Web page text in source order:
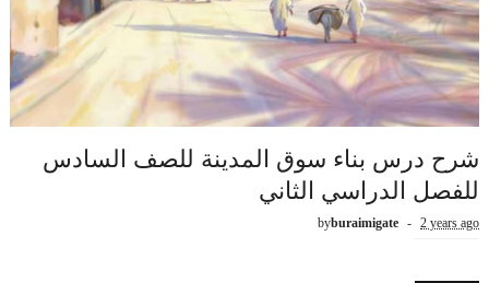
شرح درس بناء سوق المدينة للصف السادس
للفصل الدراسي الثاني
byburaimigate 2 years ago